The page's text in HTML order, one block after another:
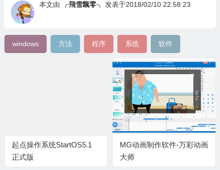
本文由 ╭飛雪飄零╮ 发表于2018/02/10 22:58:23
windows 方法 程序 系统 软件
起点操作系统StartOS5.1
正式版
MG动画制作软件-万彩动画
大师